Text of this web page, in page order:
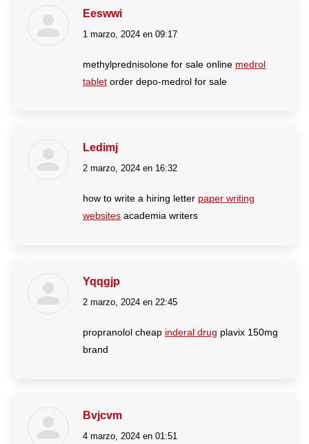
Eeswwi
dice:
1 marzo, 2024 en 09:17
methylprednisolone for sale online medrol
tablet order depo-medrol for sale
Ledimj
dice:
2 marzo, 2024 en 16:32
how to write a hiring letter paper writing
websites academia writers
Yqqgjp
dice:
2 marzo, 2024 en 22:45
propranolol cheap inderal drug plavix 150mg
brand
Bvjcvm
dice:
4 marzo, 2024 en 01:51